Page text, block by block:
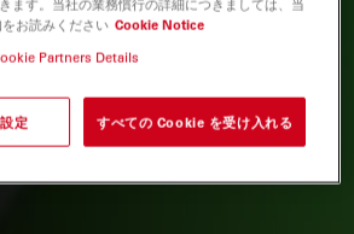
お読みください Cookie Notice
Partners Details
定 すべての Cookie を受け入れる